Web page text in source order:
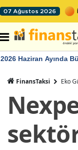
07 Ağustos 2026
2026 Haziran Ayında
FinansTaksi Eko